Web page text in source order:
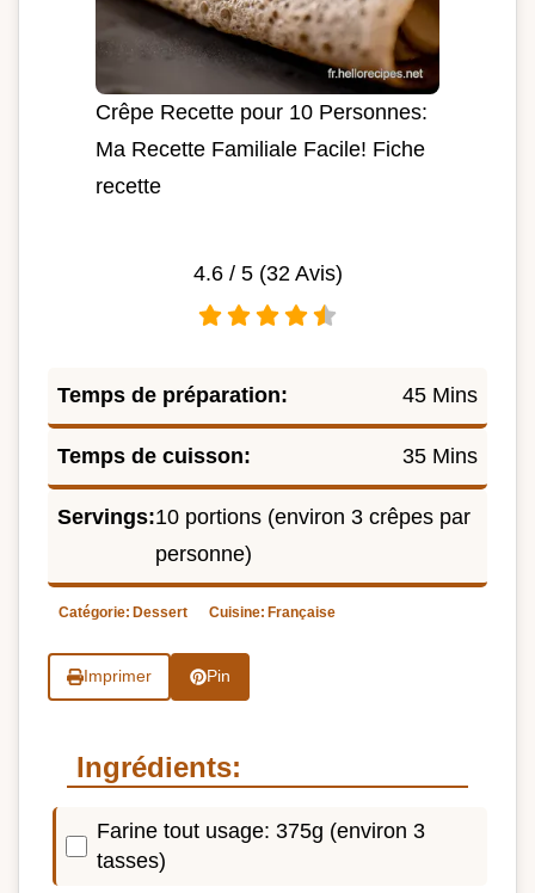
Crêpe Recette pour 10 Personnes:
Ma Recette Familiale Facile! Fiche
recette
4.6/ 5 (32 Avis)
Temps de préparation: 45 Mins
Temps de cuisson: 35 Mins
Servings:10 portions (environ 3 crêpes par
personne)
Catégorie: Dessert Cuisine: Française
Imprimer Pin
Ingrédients:
Farine tout usage: 375g (environ 3
tasses)